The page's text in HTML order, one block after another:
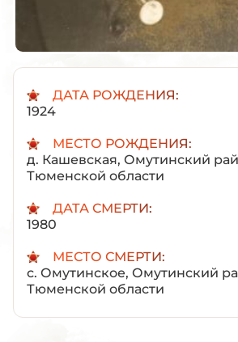
ДАТА РОЖДЕНИЯ:
1924
МЕСТО РОЖДЕНИЯ:
д. Кашевская, Омутинский
Тюменской области
ДАТА СМЕРТИ:
1980
МЕСТО СМЕРТИ:
с. Омутинское, Омутинский
Тюменской области